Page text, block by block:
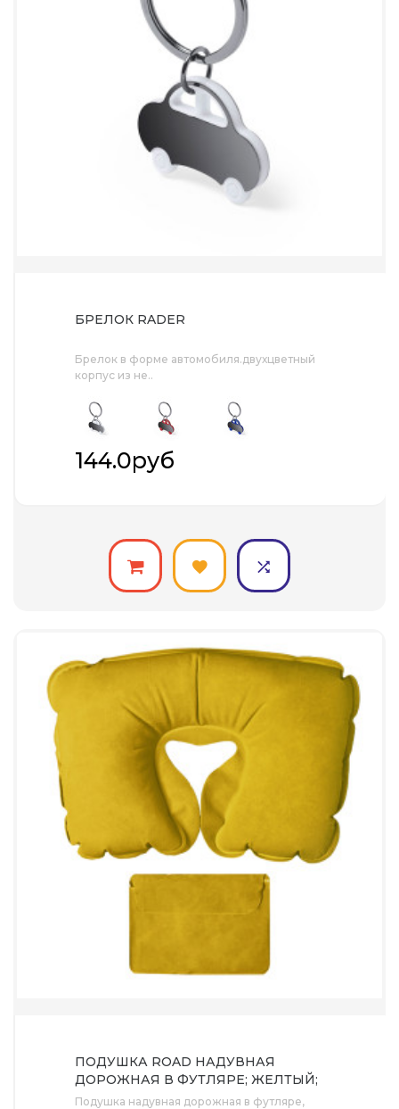
БРЕЛОК RADER
Брелок в форме автомобиля.двухцветный
корпус из не..
144.0руб
ПОДУШКА ROAD НАДУВНАЯ
ДОРОЖНАЯ В ФУТЛЯРЕ; ЖЕЛТЫЙ;
43,5Х27,5 СМ; ТВИЛ
Подушка надувная дорожная в футляре,